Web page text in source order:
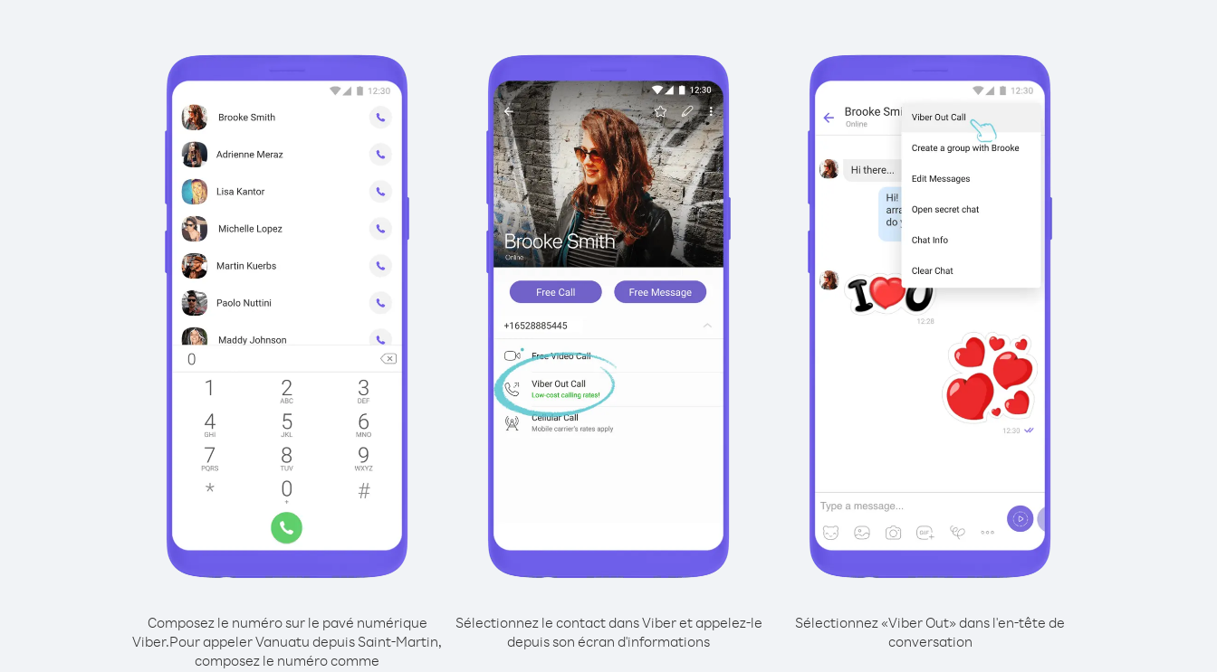
Composez le numéro sur le pavé numérique
Viber.Pour appeler Vanuatu depuis Saint-Martin,
composez le numéro comme
Sélectionnez le contact dans Viber et appelez-le
depuis son écran d'informations
Sélectionnez «Viber Out» dans l'en-tête de
conversation